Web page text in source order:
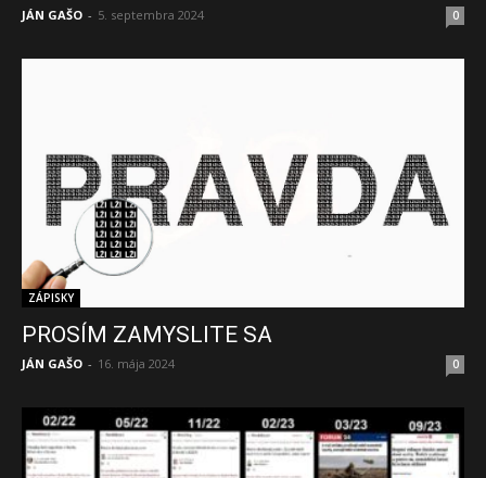
JÁN GAŠO - 5. septembra 2024 0
ZÁPISKY
PROSÍM ZAMYSLITE SA
JÁN GAŠO - 16. mája 2024 0